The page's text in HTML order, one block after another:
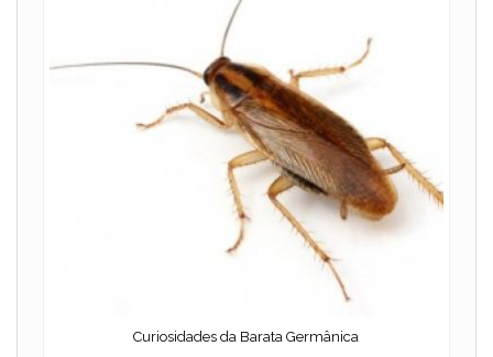
Curiosidades da Barata Germânica